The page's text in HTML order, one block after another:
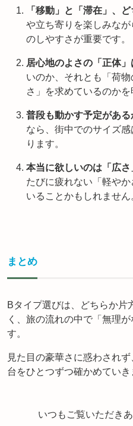
「移動」と「滞在」、
や立ち寄りを楽しみな
のしやすさが重要です。
居心地のよさの「正体」
いのか、それとも「荷
さ」を求めているのかを
普段も動かす予定がある
なら、街中でのサイズ
ります。
本当に欲しいのは「広
たびに疲れない「軽や
いることかもしれません
まとめ
Bタイプ選びは、どちらか片
く、旅の流れの中で「無理
す。
見た目の豪華さに惑わされ
台をひとつずつ確かめていき
いつもご覧いただき